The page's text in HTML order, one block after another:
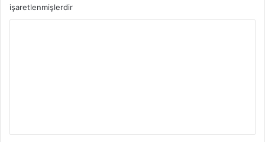
işaretlenmişlerdir